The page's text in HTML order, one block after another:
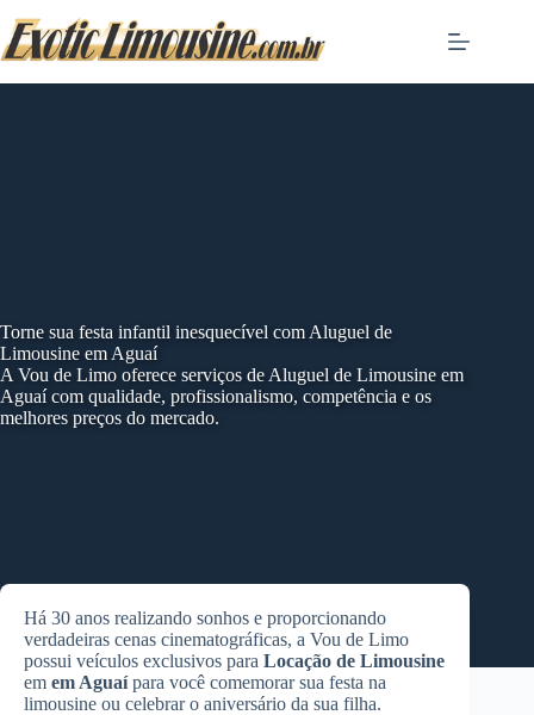
to
content
Torne sua festa infantil inesquecível com Aluguel de
Limousine em Aguaí
A Vou de Limo oferece serviços de Aluguel de Limousine em
Aguaí com qualidade, profissionalismo, competência e os
melhores preços do mercado.
Há 30 anos realizando sonhos e proporcionando
verdadeiras cenas cinematográficas, a Vou de Limo
possui veículos exclusivos para Locação de Limousine
em em Aguaípara você comemorar sua festa na
limousine ou celebrar o aniversário da sua filha.